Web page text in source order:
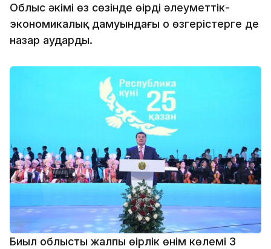
Облыс әкімі өз сөзінде өңірдің әлеуметтік-
экономикалық дамуындағы оң өзгерістерге де
назар аударды.
Биыл облыстың жалпы өңірлік өнім көлемі 3